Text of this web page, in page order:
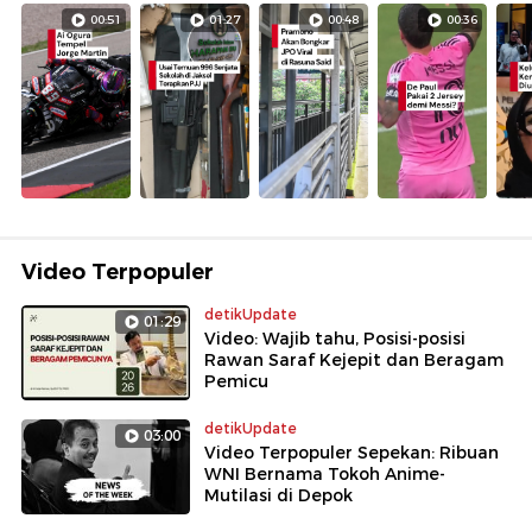
00:51 01:27 00:48 00:36
Video Terpopuler
01:29 detikUpdate
Video: Wajib tahu, Posisi-posisi
Rawan Saraf Kejepit dan Beragam
Pemicu
03:00 detikUpdate
Video Terpopuler Sepekan: Ribuan
WNI Bernama Tokoh Anime-
Mutilasi di Depok